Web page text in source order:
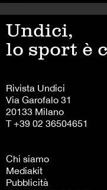
Undici,
lo sport è
Rivista Undici
Via Garofalo 31
20133 Milano
T +39 02 36504651
Chi siamo
Mediakit
Pubblicità